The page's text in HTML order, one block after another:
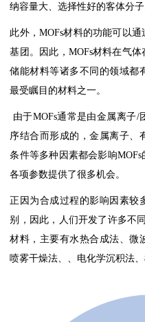
纳容量大、选择性好的客体分子
此外，MOFs材料的功能可以
基团。因此，MOFs材料在气
储能材料等诸多不同的领域都
最受瞩目的材料之一。
由于MOFs通常是由金属离子
序结合而形成的，金属离子、
条件等多种因素都会影响
各项参数提供了很多机会。
正因为合成过程的影响因素较
别，因此，人们开发了许多不
材料，主要有水热合成法、微
喷雾干燥法、、电化学沉积法